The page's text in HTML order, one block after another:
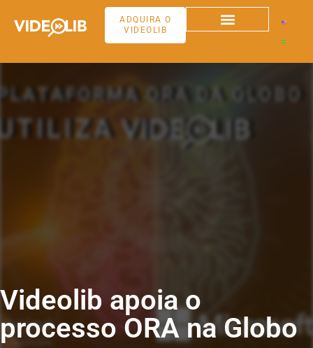
ADQUIRA O
VIDEOLIB
Videolib apoia o
processo ORA na Globo